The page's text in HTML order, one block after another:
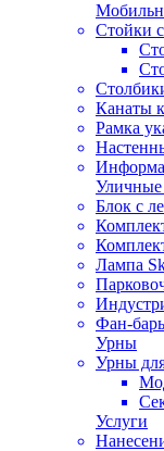
Стойки
Канаты
Рамка
Уличные
Блок с
Лампа
Фан-
Урны
Урны
Услуги